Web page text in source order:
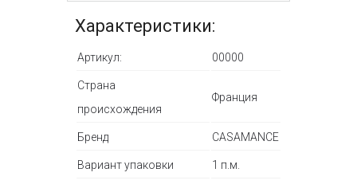
Характеристики:
Артикул: 00000
Страна
происхождения
Франция
Бренд CASAMANCE
Вариант упаковки 1 п.м.